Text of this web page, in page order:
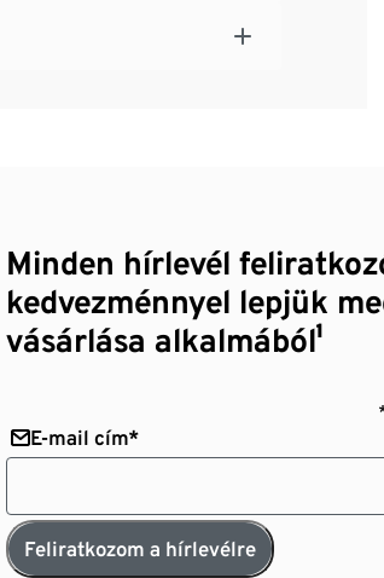
Minden hírlevél
kedvezménnyel lepjük
vásárlása alkalmából¹
E-mail cím*
Feliratkozom a hírlevélre